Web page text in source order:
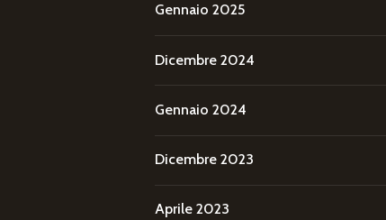
Gennaio 2025
Dicembre 2024
Gennaio 2024
Dicembre 2023
Aprile 2023